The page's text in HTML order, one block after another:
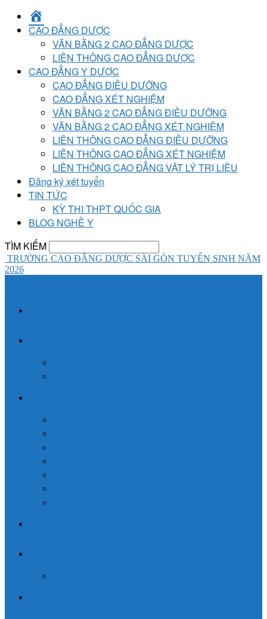
CHỦ
CAO ĐẲNG DƯỢC
VĂN BẰNG 2 CAO ĐẲNG DƯỢC
LIÊN THÔNG CAO ĐẲNG DƯỢC
CAO ĐẲNG Y DƯỢC
CAO ĐẲNG ĐIỀU DƯỠNG
CAO ĐẲNG XÉT NGHIỆM
VĂN BẰNG 2 CAO ĐẲNG ĐIỀU DƯỠNG
VĂN BẰNG 2 CAO ĐẲNG XÉT NGHIỆM
LIÊN THÔNG CAO ĐẲNG ĐIỀU DƯỠNG
LIÊN THÔNG CAO ĐẲNG XÉT NGHIỆM
LIÊN THÔNG CAO ĐẲNG VẬT LÝ TRỊ LIỆU
Đăng ký xét tuyển
TIN TỨC
KỲ THI THPT QUỐC GIA
BLOG NGHỀ Y
TÌM KIẾM
TRƯỜNG CAO ĐẲNG DƯỢC SÀI GÒN TUYỂN SINH NĂM
2026